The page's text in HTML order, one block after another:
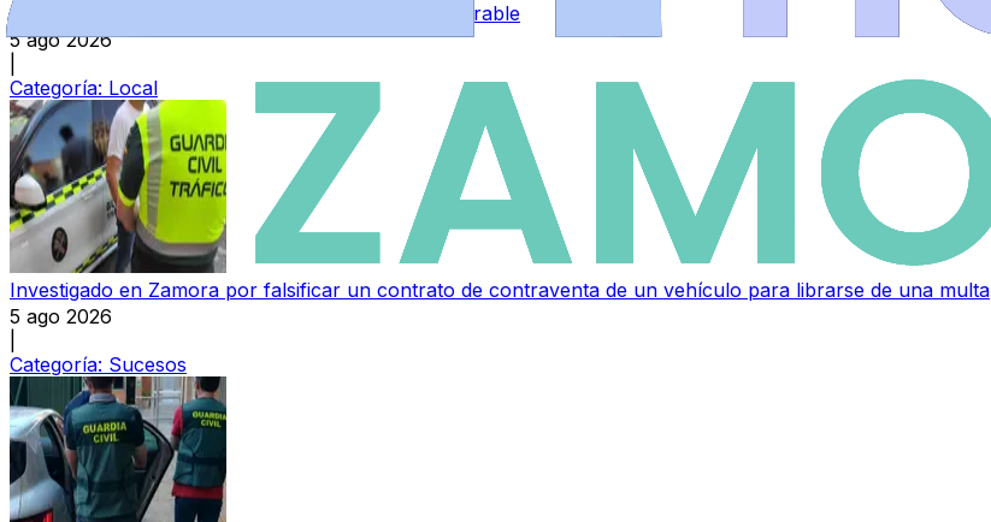
El precio del alquiler de viviendas en Zamora, imparable
5 ago 2026
Categoría: Local
Investigado en Zamora por falsificar un contrato de contraventa de un vehículo para librarse de una multa
5 ago 2026
Categoría: Sucesos